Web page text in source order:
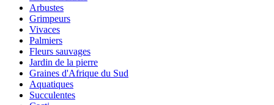
Arbustes
Grimpeurs
Vivaces
Palmiers
Fleurs sauvages
Jardin de la pierre
Graines d'Afrique du Sud
Aquatiques
Succulentes